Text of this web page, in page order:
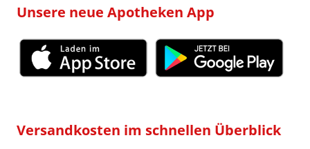
Unsere neue Apotheken App
Versandkosten im schnellen Überblick